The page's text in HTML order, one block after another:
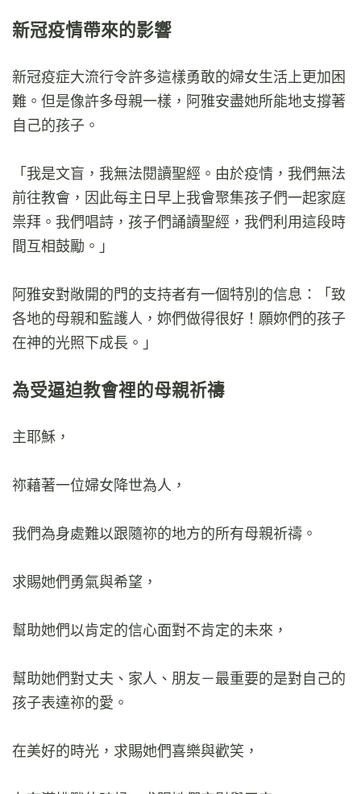
新冠疫情帶來的影響
新冠疫症大流行令許多這樣勇敢的婦女生活上更加困
難。但是像許多母親一樣，阿雅安盡她所能地支撐著
自己的孩子。
「我是文盲，我無法閱讀聖經。由於疫情，我們無法
前往教會，因此每主日早上我會聚集孩子們一起家庭
祟拜。我們唱詩，孩子們誦讀聖經，我們利用這段時
間互相鼓勵。」
阿雅安對敞開的門的支持者有一個特別的信息：「致
各地的母親和監護人，妳們做得很好！願妳們的孩子
在神的光照下成長。」
為受逼迫教會裡的母親祈禱
主耶穌，
祢藉著一位婦女降世為人，
我們為身處難以跟隨祢的地方的所有母親祈禱。
求賜她們勇氣與希望，
幫助她們以肯定的信心面對不肯定的未來，
幫助她們對丈夫、家人、朋友－最重要的是對自己的
孩子表達祢的愛。
在美好的時光，求賜她們喜樂與歡笑，